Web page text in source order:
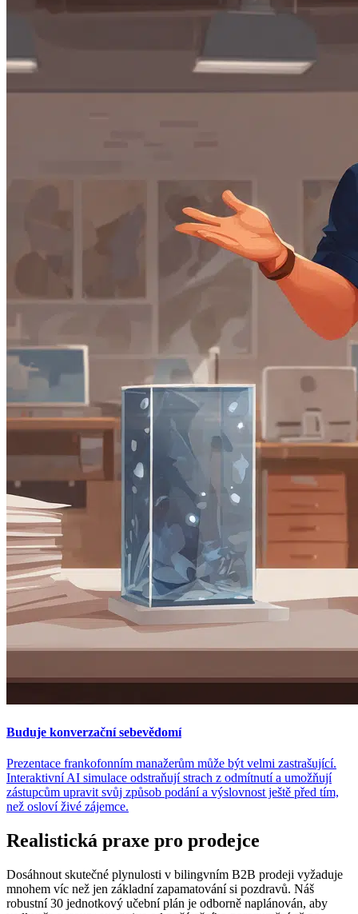
Buduje konverzační sebevědomí
Prezentace frankofonním manažerům může být velmi zastrašující.
Interaktivní AI simulace odstraňují strach z odmítnutí a umožňují
zástupcům upravit svůj způsob podání a výslovnost ještě před tím,
než osloví živé zájemce.
Realistická praxe pro prodejce
Dosáhnout skutečné plynulosti v bilingvním B2B prodeji vyžaduje
mnohem víc než jen základní zapamatování si pozdravů. Náš
robustní 30 jednotkový učební plán je odborně naplánován, aby